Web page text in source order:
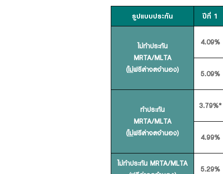
รูปแบบประกัน ปีที่ 1
ไม่ทำประกัน
MRTA/MLTA
(ไม่ฟรีค่าจดจำนอง)
4.09%
5.09%
ทำประกัน
MRTA/MLTA
(ไม่ฟรีค่าจดจำนอง)
3.79%*
4.99%
ไม่ทำประกัน MRTA/MLTA
5.29%